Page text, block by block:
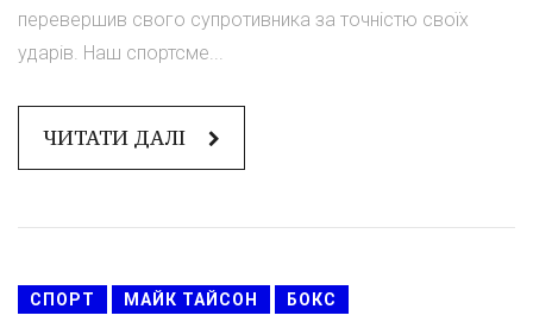
перевершив свого супротивника за точністю своїх
ударів. Наш спортсме...
ЧИТАТИ ДАЛІ
СПОРТ МАЙК ТАЙСОН БОКС